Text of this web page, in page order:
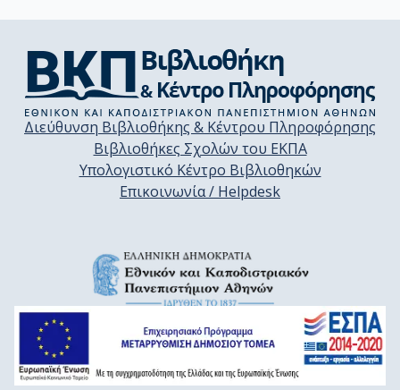
Διεύθυνση Βιβλιοθήκης & Κέντρου Πληροφόρησης
Βιβλιοθήκες Σχολών του ΕΚΠΑ
Υπολογιστικό Κέντρο Βιβλιοθηκών
Επικοινωνία / Helpdesk